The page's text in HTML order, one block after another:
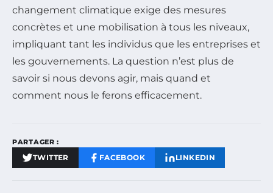
changement climatique exige des mesures
concrètes et une mobilisation à tous les niveaux,
impliquant tant les individus que les entreprises et
les gouvernements. La question n’est plus de
savoir si nous devons agir, mais quand et
comment nous le ferons efficacement.
PARTAGER :
TWITTER FACEBOOK LINKEDIN